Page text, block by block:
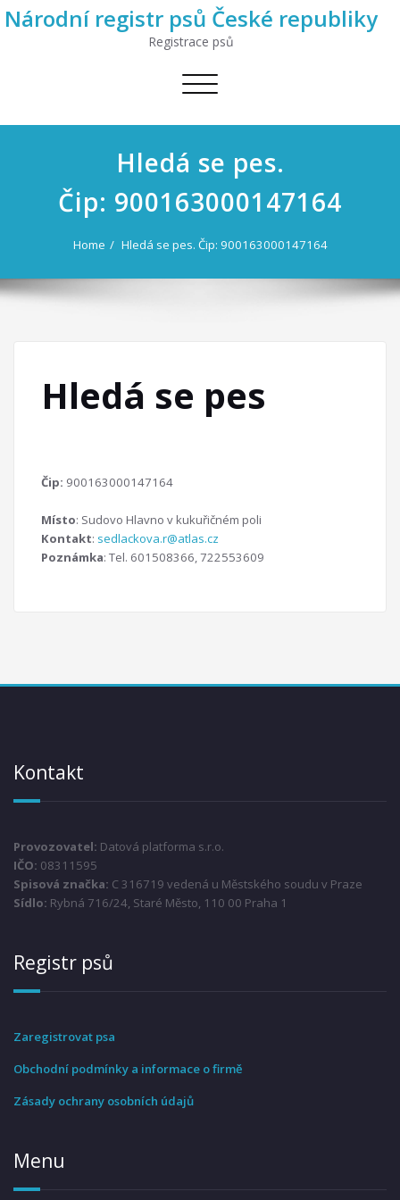
Národní registr psů České republiky
Registrace psů
Toggle
Hledá se pes.
Čip: 900163000147164
Home Hledá se pes. Čip: 900163000147164
Hledá se pes
Čip: 900163000147164
Místo: Sudovo Hlavno v kukuřičném poli
Kontakt: sedlackova.r@atlas.cz
Poznámka: Tel. 601508366, 722553609
Kontakt
Provozovatel: Datová platforma s.r.o.
IČO: 08311595
Spisová značka: C 316719 vedená u Městského soudu v Praze
Sídlo: Rybná 716/24, Staré Město, 110 00 Praha 1
Registr psů
Zaregistrovat psa
Obchodní podmínky a informace o firmě
Zásady ochrany osobních údajů
Menu